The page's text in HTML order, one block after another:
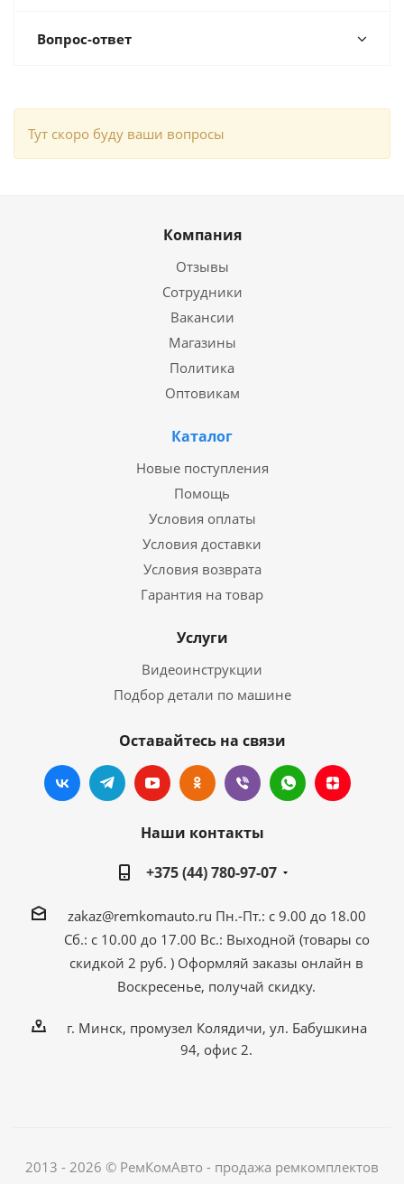
Вопрос-ответ
Тут скоро буду ваши вопросы
Компания
Отзывы
Сотрудники
Вакансии
Магазины
Политика
Оптовикам
Каталог
Новые поступления
Помощь
Условия оплаты
Условия доставки
Условия возврата
Гарантия на товар
Услуги
Видеоинструкции
Подбор детали по машине
Оставайтесь на связи
Наши контакты
+375 (44) 780-97-07
zakaz@remkomauto.ru Пн.-Пт.: с 9.00 до 18.00
Сб.: с 10.00 до 17.00 Вс.: Выходной (товары со
скидкой 2 руб. ) Оформляй заказы онлайн в
Воскресенье, получай скидку.
г. Минск, промузел Колядичи, ул. Бабушкина
94, офис 2.
2013 - 2026 © РемКомАвто - продажа ремкомплектов